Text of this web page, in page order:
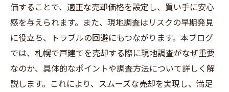
価することで、適正な売却価格を設定し、買い手に安心
感を与えられます。また、現地調査はリスクの早期発見
に役立ち、トラブルの回避にもつながります。本ブログ
では、札幌で戸建てを売却する際に現地調査がなぜ重要
なのか、具体的なポイントや調査方法について詳しく解
説します。これにより、スムーズな売却を実現し、満足